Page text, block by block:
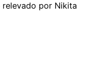
por Nikita